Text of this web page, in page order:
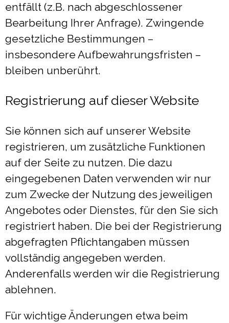
entfällt (z.B. nach abgeschlossener
Bearbeitung Ihrer Anfrage). Zwingende
gesetzliche Bestimmungen –
insbesondere Aufbewahrungsfristen –
bleiben unberührt.
Registrierung auf dieser Website
Sie können sich auf unserer Website
registrieren, um zusätzliche Funktionen
auf der Seite zu nutzen. Die dazu
eingegebenen Daten verwenden wir nur
zum Zwecke der Nutzung des jeweiligen
Angebotes oder Dienstes, für den Sie sich
registriert haben. Die bei der Registrierung
abgefragten Pflichtangaben müssen
vollständig angegeben werden.
Anderenfalls werden wir die Registrierung
ablehnen.
Für wichtige Änderungen etwa beim